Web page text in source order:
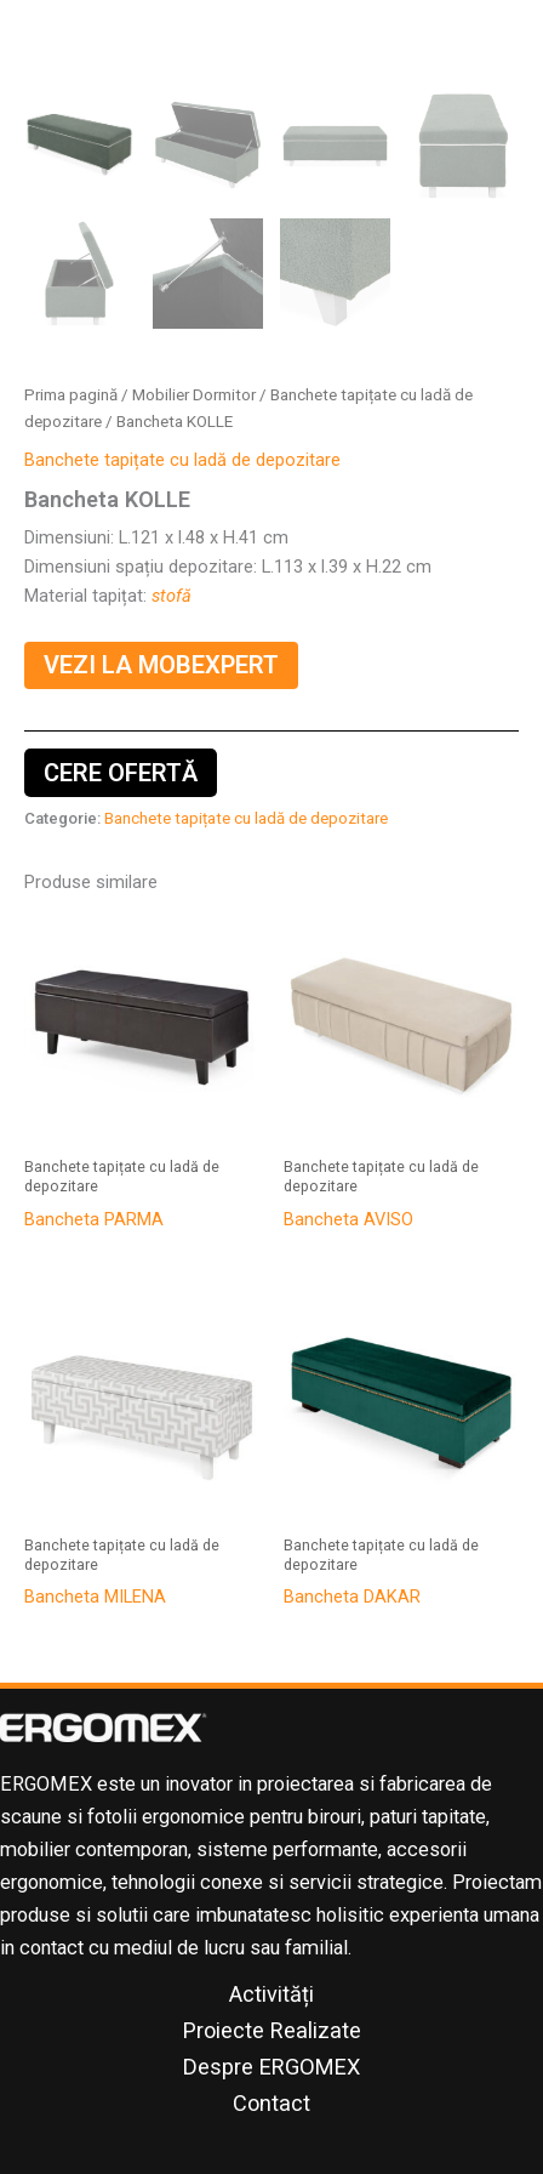
Prima pagină / Mobilier Dormitor/ Banchete tapițate cu ladă de
depozitare / Bancheta KOLLE
Banchete tapițate cu ladă de depozitare
Bancheta KOLLE
Dimensiuni: L.121 x l.48 x H.41 cm
Dimensiuni spațiu depozitare: L.113 x l.39 x H.22 cm
Material tapițat: stofă
VEZI LA MOBEXPERT
CERE OFERTĂ
Categorie: Banchete tapițate cu ladă de depozitare
Produse similare
Banchete tapițate cu ladă de
depozitare
Bancheta PARMA
Banchete tapițate cu ladă de
depozitare
Bancheta AVISO
Banchete tapițate cu ladă de
depozitare
Bancheta MILENA
Banchete tapițate cu ladă de
depozitare
Bancheta DAKAR
ERGOMEX este un inovator in proiectarea si fabricarea de
scaune si fotolii ergonomice pentru birouri, paturi tapitate,
mobilier contemporan, sisteme performante, accesorii
ergonomice, tehnologii conexe si servicii strategice. Proiectam
produse si solutii care imbunatatesc holisitic experienta umana
in contact cu mediul de lucru sau familial.
Activități
Proiecte Realizate
Despre ERGOMEX
Contact